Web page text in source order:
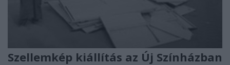
Szellemkép kiállítás az Új Színházban